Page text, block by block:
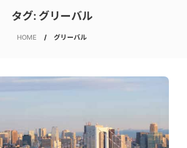
タグ: グリーバル
HOME グリーバル